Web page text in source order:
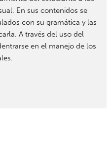
En sus contenidos se
con su gramática y las
A través del uso del
en el manejo de los